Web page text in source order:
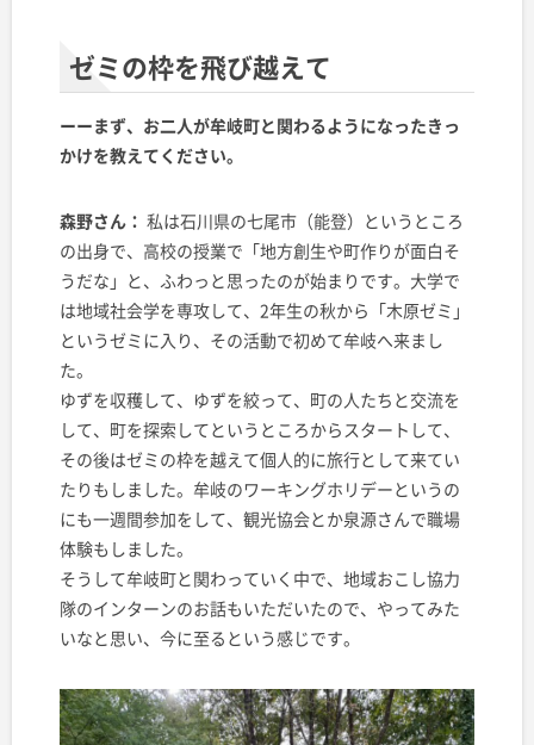
ゼミの枠を飛び越えて
ーーまず、お二人が牟岐町と関わるようになったきっ
かけを教えてください。
森野さん： 私は石川県の七尾市（能登）というところ
の出身で、高校の授業で「地方創生や町作りが面白そ
うだな」と、ふわっと思ったのが始まりです。大学で
は地域社会学を専攻して、2年生の秋から「木原ゼミ」
というゼミに入り、その活動で初めて牟岐へ来まし
た。
ゆずを収穫して、ゆずを絞って、町の人たちと交流を
して、町を探索してというところからスタートして、
その後はゼミの枠を越えて個人的に旅行として来てい
たりもしました。牟岐のワーキングホリデーというの
にも一週間参加をして、観光協会とか泉源さんで職場
体験もしました。
そうして牟岐町と関わっていく中で、地域おこし協力
隊のインターンのお話もいただいたので、やってみた
いなと思い、今に至るという感じです。